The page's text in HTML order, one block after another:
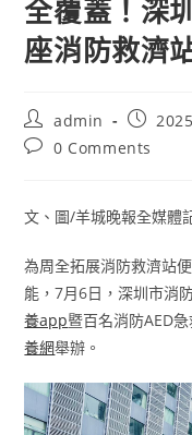
全覆蓋！深
座消防救濟
Post
author:
admin
Post
Post0 Comments
文、圖/羊城晚報全媒體
為周全拓展消防救濟站
能，7月6日，深圳市消
養app暨百名消防AED
養網舉辦。